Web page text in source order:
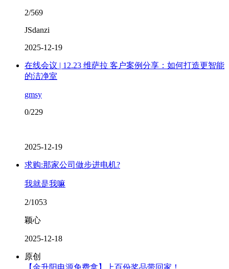
2/569
JSdanzi
2025-12-19
在线会议 | 12.23 维萨拉 客户案例分享：如何打造更智能
的洁净室
gmsy
0/229
2025-12-19
求购:那家公司做步进电机?
我就是我嘛
2/1053
颖心
2025-12-18
原创
【金升阳电源免费拿】上百份奖品带回家！